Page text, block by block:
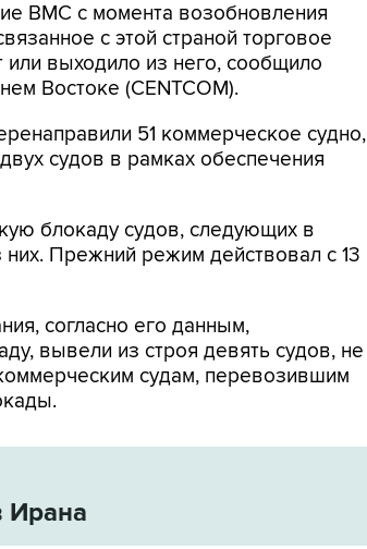
ВМС с момента возобновления
с этой страной торговое
или выходило из него, сообщило
Востоке (CENTCOM).
51 коммерческое судно,
судов в рамках обеспечения
блокаду судов, следующих в
Прежний режим действовал с 13
согласно его данным,
вывели из строя девять судов, не
судам, перевозившим
Ирана